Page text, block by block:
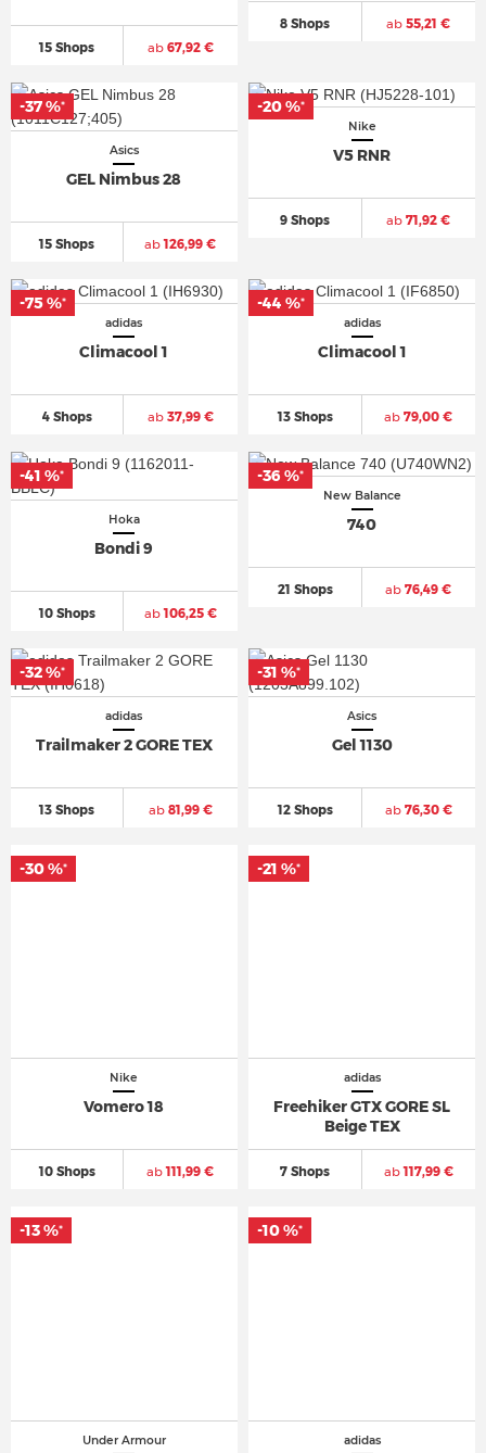
15 Shops ab67,92 €
8 Shops ab 55,21 €
Asics
GEL Nimbus 28
15 Shops ab126,99 €
-37 %*
Nike
V5 RNR
9 Shops ab 71,92 €
-20 %*
adidas
Climacool 1
4 Shops ab37,99 €
-75 %*
adidas
Climacool 1
13 Shops ab 79,00 €
-44 %*
Hoka
Bondi 9
10 Shops ab106,25 €
-41 %*
New Balance
740
21 Shops ab 76,49 €
-36 %*
adidas
Trailmaker 2 GORE TEX
13 Shops ab81,99 €
-32 %*
Asics
Gel 1130
12 Shops ab76,30 €
-31 %*
Nike
Vomero 18
10 Shops ab111,99 €
-30 %*
adidas
Freehiker GTX GORE SL
Beige TEX
7 Shops ab117,99 €
-21 %*
Under Armour
-13 %*
adidas
-10 %*